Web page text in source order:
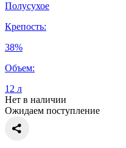
Полусухое
Крепость:
38%
Объем:
12 л
Нет в наличии
Ожидаем поступление